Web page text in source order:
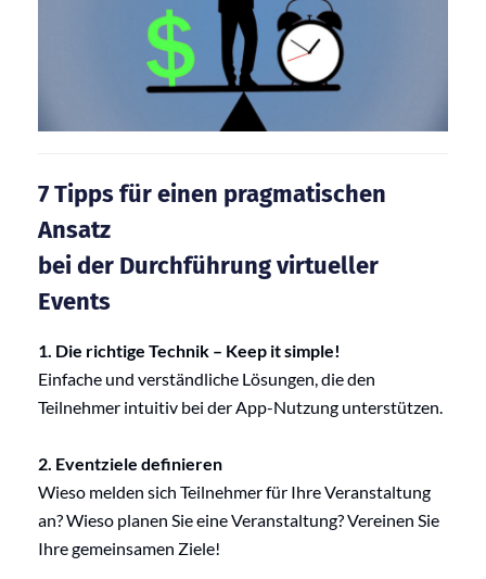
7 Tipps für einen pragmatischen
Ansatz
bei der Durchführung virtueller
Events
1. Die richtige Technik – Keep it simple!
Einfache und verständliche Lösungen, die den
Teilnehmer intuitiv bei der App-Nutzung unterstützen.
2. Eventziele definieren
Wieso melden sich Teilnehmer für Ihre Veranstaltung
an? Wieso planen Sie eine Veranstaltung? Vereinen Sie
Ihre gemeinsamen Ziele!